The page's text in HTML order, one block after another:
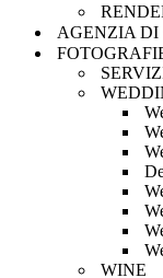
AGENZIA
WINE